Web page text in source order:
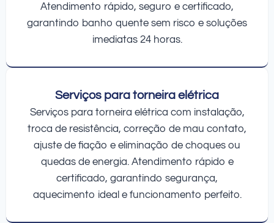
Atendimento rápido, seguro e certificado,
garantindo banho quente sem risco e soluções
imediatas 24 horas.
Serviços para torneira elétrica
Serviços para torneira elétrica com instalação,
troca de resistência, correção de mau contato,
ajuste de fiação e eliminação de choques ou
quedas de energia. Atendimento rápido e
certificado, garantindo segurança,
aquecimento ideal e funcionamento perfeito.